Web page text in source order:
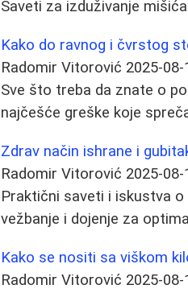
Saveti za izduživanje
Kako do ravnog i čvrstog
Radomir Vitorović 2025-08-
Sve što treba da znate o
najčešće greške koje
Zdrav način ishrane i
Radomir Vitorović 2025-08-
Praktični saveti i iskustva
vežbanje i dojenje za
Kako se nositi sa viškom
Radomir Vitorović 2025-08-